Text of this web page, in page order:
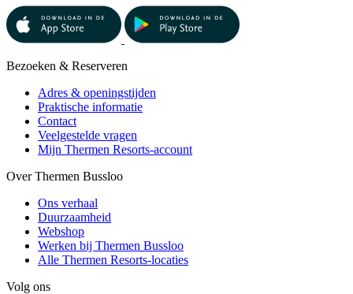
Bezoeken & Reserveren
Adres & openingstijden
Praktische informatie
Contact
Veelgestelde vragen
Mijn Thermen Resorts-account
Over Thermen Bussloo
Ons verhaal
Duurzaamheid
Webshop
Werken bij Thermen Bussloo
Alle Thermen Resorts-locaties
Volg ons